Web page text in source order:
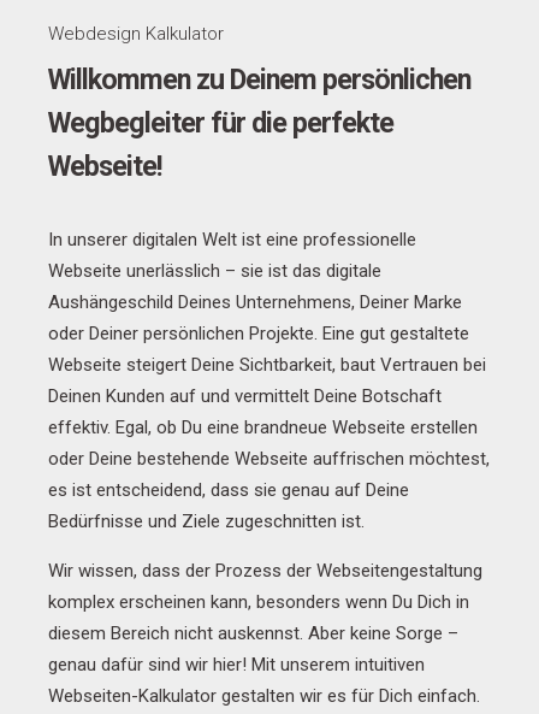
Webdesign Kalkulator
Willkommen zu Deinem persönlichen
Wegbegleiter für die perfekte
Webseite!
In unserer digitalen Welt ist eine professionelle
Webseite unerlässlich – sie ist das digitale
Aushängeschild Deines Unternehmens, Deiner Marke
oder Deiner persönlichen Projekte. Eine gut gestaltete
Webseite steigert Deine Sichtbarkeit, baut Vertrauen bei
Deinen Kunden auf und vermittelt Deine Botschaft
effektiv. Egal, ob Du eine brandneue Webseite erstellen
oder Deine bestehende Webseite auffrischen möchtest,
es ist entscheidend, dass sie genau auf Deine
Bedürfnisse und Ziele zugeschnitten ist.
Wir wissen, dass der Prozess der Webseitengestaltung
komplex erscheinen kann, besonders wenn Du Dich in
diesem Bereich nicht auskennst. Aber keine Sorge –
genau dafür sind wir hier! Mit unserem intuitiven
Webseiten-Kalkulator gestalten wir es für Dich einfach.